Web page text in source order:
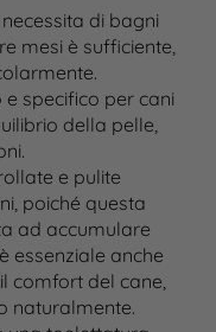
di bagni
mesi è sufficiente,
specifico per cani
della pelle,
e pulite
poiché questa
ad accumulare
essenziale anche
comfort del cane,
naturalmente.